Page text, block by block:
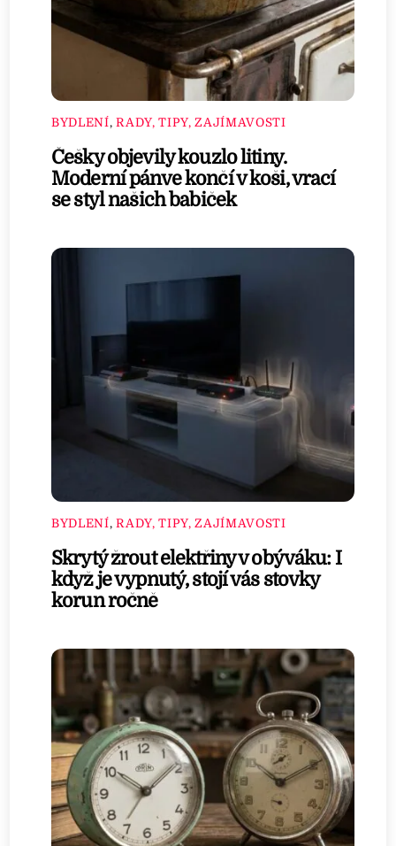
BYDLENÍ,RADY, TIPY, ZAJÍMAVOSTI
Češky objevily kouzlo litiny.
Moderní pánve končí v koši, vrací
se styl našich babiček
BYDLENÍ,RADY, TIPY, ZAJÍMAVOSTI
Skrytý žrout elektřiny v obýváku: I
když je vypnutý, stojí vás stovky
korun ročně